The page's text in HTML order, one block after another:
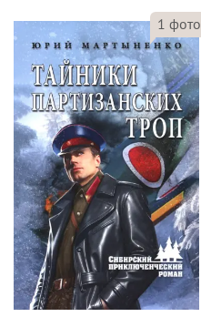
1 фото